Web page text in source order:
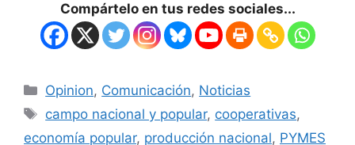
Compártelo en tus redes sociales...
Opinion, Comunicación, Noticias
campo nacional y popular, cooperativas,
economía popular, producción nacional, PYMES